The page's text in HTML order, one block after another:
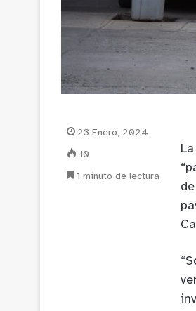
23 Enero, 2024
10
1 minuto de lectura